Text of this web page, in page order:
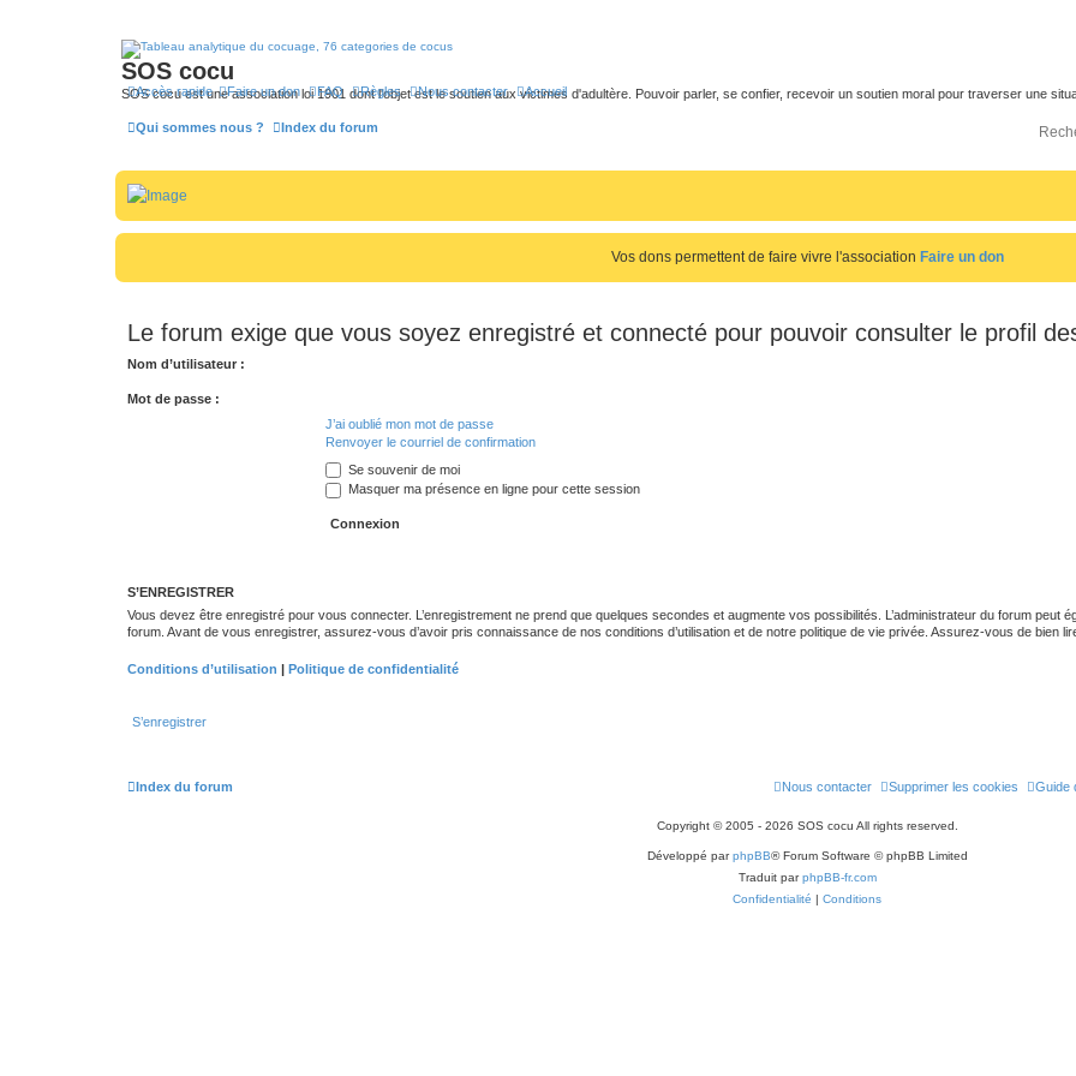
SOS cocu
SOS cocu est une association loi 1901 dont l'objet est le soutien aux victimes d'adultère. Pouvoir parler, se confier, recevoir un soutien moral pour traverser une
Accès rapide Faire un don FAQ Règles Nous contacter Accueil
Qui sommes nous ? Index du forum
Vos dons permettent de faire vivre l'association Faire un don
Le forum exige que vous soyez enregistré et connecté pour pouvoir consulter le profil
Nom d’utilisateur :
Mot de passe :
J’ai oublié mon mot de passe
Renvoyer le courriel de confirmation
Se souvenir de moi
Masquer ma présence en ligne pour cette session
S’ENREGISTRER
Vous devez être enregistré pour vous connecter. L’enregistrement ne prend que quelques secondes et augmente vos possibilités. L’administrateur du forum peut
forum. Avant de vous enregistrer, assurez-vous d’avoir pris connaissance de nos conditions d’utilisation et de notre politique de vie privée. Assurez-vous de bien
Conditions d’utilisation | Politique de confidentialité
S’enregistrer
Index du forum Guide
Supprimer les cookies
Nous contacter
Copyright © 2005 - 2026 SOS cocu All rights reserved.
Développé parphpBB® Forum Software © phpBB Limited
Traduit parphpBB-fr.com
Confidentialité | Conditions